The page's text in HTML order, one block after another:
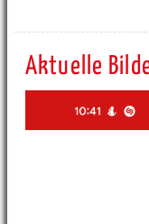
Aktuelle